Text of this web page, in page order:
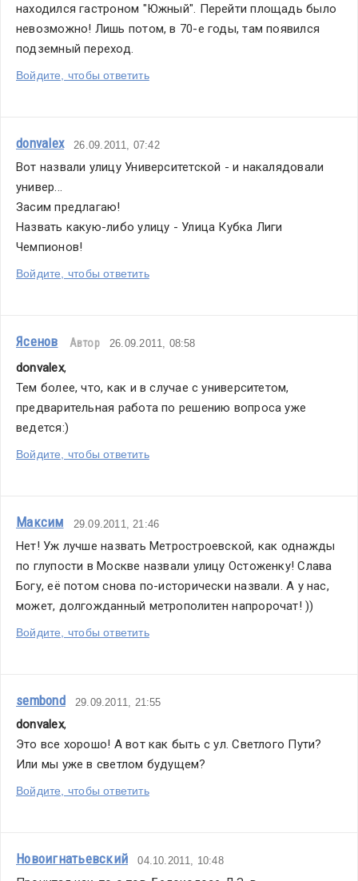
находился гастроном "Южный". Перейти площадь было
невозможно! Лишь потом, в 70-е годы, там появился
подземный переход.
Войдите, чтобы ответить
donvalex 26.09.2011, 07:42
Вот назвали улицу Университетской - и накалядовали
универ...
Засим предлагаю!
Назвать какую-либо улицу - Улица Кубка Лиги
Чемпионов!
Войдите, чтобы ответить
Ясенов Автор 26.09.2011, 08:58
donvalex,
Тем более, что, как и в случае с университетом,
предварительная работа по решению вопроса уже
ведется:)
Войдите, чтобы ответить
Максим 29.09.2011, 21:46
Нет! Уж лучше назвать Метростроевской, как однажды
по глупости в Москве назвали улицу Остоженку! Слава
Богу, её потом снова по-исторически назвали. А у нас,
может, долгожданный метрополитен напророчат! ))
Войдите, чтобы ответить
sembond 29.09.2011, 21:55
donvalex,
Это все хорошо! А вот как быть с ул. Светлого Пути?
Или мы уже в светлом будущем?
Войдите, чтобы ответить
Новоигнатьевский 04.10.2011, 10:48